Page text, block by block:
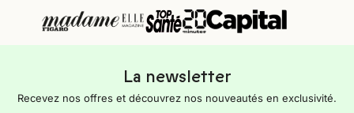
La newsletter
Recevez nos offres et découvrez nos nouveautés en exclusivité.